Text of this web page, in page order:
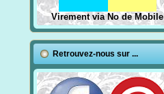
Virement via No de Mobile
Retrouvez-nous sur ...